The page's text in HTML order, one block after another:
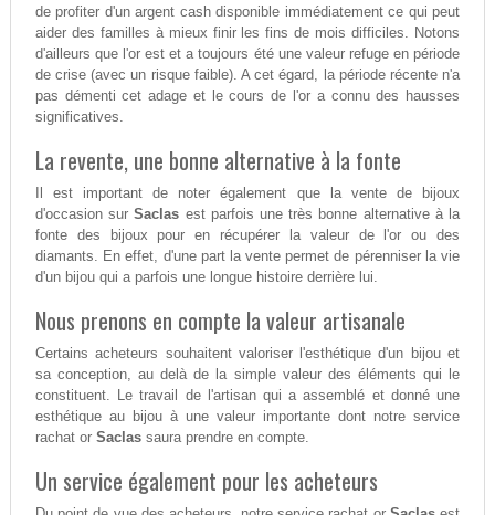
de profiter d'un argent cash disponible immédiatement ce qui peut
aider des familles à mieux finir les fins de mois difficiles. Notons
d'ailleurs que l'or est et a toujours été une valeur refuge en période
de crise (avec un risque faible). A cet égard, la période récente n'a
pas démenti cet adage et le cours de l'or a connu des hausses
significatives.
La revente, une bonne alternative à la fonte
Il est important de noter également que la vente de bijoux
d'occasion surSaclas est parfois une très bonne alternative à la
fonte des bijoux pour en récupérer la valeur de l'or ou des
diamants. En effet, d'une part la vente permet de pérenniser la vie
d'un bijou qui a parfois une longue histoire derrière lui.
Nous prenons en compte la valeur artisanale
Certains acheteurs souhaitent valoriser l'esthétique d'un bijou et
sa conception, au delà de la simple valeur des éléments qui le
constituent. Le travail de l'artisan qui a assemblé et donné une
esthétique au bijou à une valeur importante dont notre service
rachat or Saclassaura prendre en compte.
Un service également pour les acheteurs